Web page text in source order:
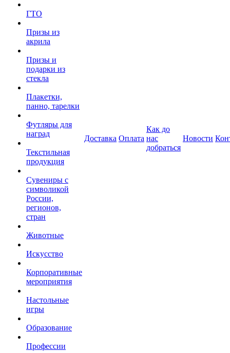
ГТО
Призы из
акрила
Призы и
подарки из
стекла
Плакетки,
панно, тарелки
Футляры для
наград
Текстильная
продукция
Сувениры с
символикой
России,
регионов,
стран
Животные
Искусство
Корпоративные
мероприятия
Настольные
игры
Образование
Профессии
Доставка Оплата
Как до
нас
добраться
Новости